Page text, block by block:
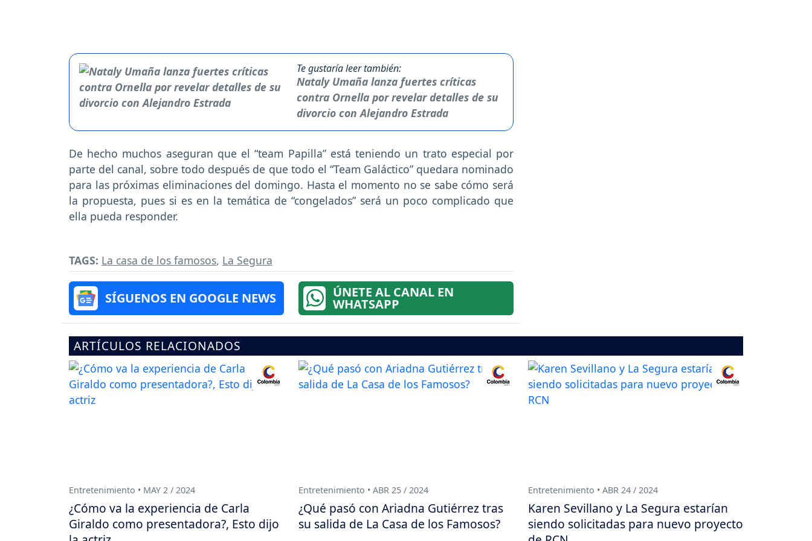
Te gustaría leer también:
Nataly Umaña lanza fuertes críticas
contra Ornella por revelar detalles de su
divorcio con Alejandro Estrada
De hecho muchos aseguran que el “team Papilla” está teniendo un trato especial por
parte del canal, sobre todo después de que todo el “Team Galáctico” quedara nominado
para las próximas eliminaciones del domingo. Hasta el momento no se sabe cómo será
la propuesta, pues si es en la temática de “congelados” será un poco complicado que
ella pueda responder.
TAGS: La casa de los famosos, La Segura
SÍGUENOS EN GOOGLE NEWS ÚNETE AL CANAL EN
WHATSAPP
ARTÍCULOS RELACIONADOS
Entretenimiento • MAY 2 / 2024
¿Cómo va la experiencia de Carla
Giraldo como presentadora?, Esto dijo
Entretenimiento • ABR 25 / 2024
¿Qué pasó con Ariadna Gutiérrez tras
su salida de La Casa de los Famosos?
Entretenimiento • ABR 24 / 2024
Karen Sevillano y La Segura estarían
siendo solicitadas para nuevo proyecto